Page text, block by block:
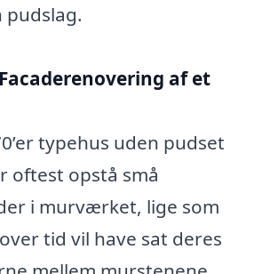
pudslag.
af et
typehus uden pudset
oftest opstå små
i murværket, lige som
tid vil have sat deres